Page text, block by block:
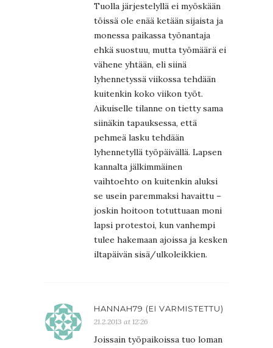
Tuolla järjestelyllä ei myöskään
töissä ole enää ketään sijaista ja
monessa paikassa työnantaja
ehkä suostuu, mutta työmäärä ei
vähene yhtään, eli siinä
lyhennetyssä viikossa tehdään
kuitenkin koko viikon työt.
Aikuiselle tilanne on tietty sama
siinäkin tapauksessa, että
pehmeä lasku tehdään
lyhennetyllä työpäivällä. Lapsen
kannalta jälkimmäinen
vaihtoehto on kuitenkin aluksi
se usein paremmaksi havaittu –
joskin hoitoon totuttuaan moni
lapsi protestoi, kun vanhempi
tulee hakemaan ajoissa ja kesken
iltapäivän sisä/ulkoleikkien.
HANNAH79 (EI VARMISTETTU)
21.2.2013 at 12:26
Joissain työpaikoissa tuo loman